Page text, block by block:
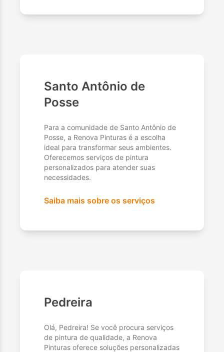
Santo Antônio de
Posse
Para a comunidade de Santo Antônio de
Posse, a Renova Pinturas é a escolha
ideal para transformar seus ambientes.
Oferecemos serviços de pintura
personalizados para atender suas
necessidades.
Saiba mais sobre os serviços
Pedreira
Olá, Pedreira! Se você procura serviços
de pintura de qualidade, a Renova
Pinturas oferece soluções personalizadas